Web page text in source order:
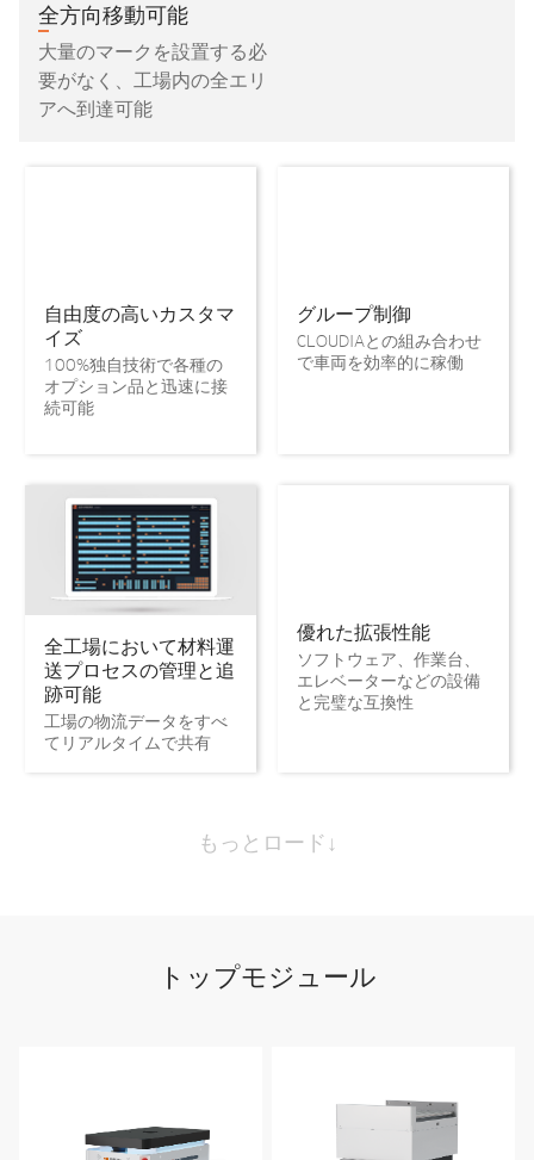
全方向移動可能
大量のマークを設置する必
要がなく、工場内の全エリ
アへ到達可能
自由度の高いカスタマ
イズ
100%独自技術で各種の
オプション品と迅速に接
続可能
グループ制御
CLOUDIAとの組み合わせ
で車両を効率的に稼働
全工場において材料運
送プロセスの管理と追
跡可能
工場の物流データをすべ
てリアルタイムで共有
優れた拡張性能
ソフトウェア、作業台、
エレベーターなどの設備
と完璧な互換性
もっとロード↓
トップモジュール